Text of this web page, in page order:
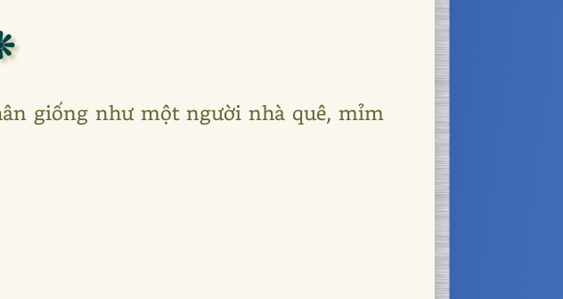
giống như một người nhà quê, mỉm